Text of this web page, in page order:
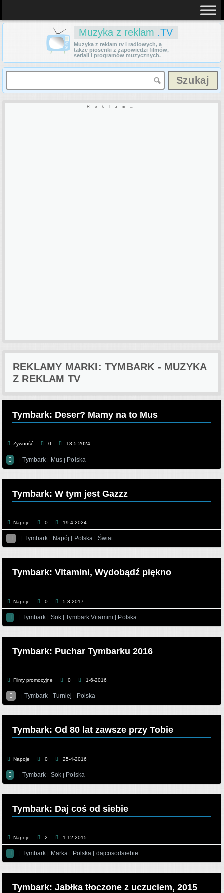
Muzyka z reklam .TV
Muzyka z reklam tv i radiowych, a
także piosenki z zapowiedzi filmów,
seriali i programów muzycznych.
Reklama
REKLAMY MARKI: TYMBARK - MUZYKA
Z REKLAM TV
Tymbark: Deser? Mamy na to Mus
Żywność 0 13-5-2024
 |Tymbark | Mus| Polska
Tymbark: W tym jest Gazzz
Napoje 0 19-4-2024
 |Tymbark | Napój | Polska | Świat
Tymbark: Vitamini, Wydobądź piękno
Napoje 0 5-3-2017
 |Tymbark | Sok|Tymbark Vitamini | Polska
Tymbark: Puchar Tymbarku 2016
Filmy promocyjne 0 1-6-2016
 |Tymbark | Turniej | Polska
Tymbark: Od 80 lat zawsze przy Tobie
Napoje 0 25-4-2016
 |Tymbark | Sok| Polska
Tymbark: Daj coś od siebie
Napoje 2 1-12-2015
 |Tymbark | Marka | Polska | dajcosodsiebie
Tymbark: Jabłka tłoczone z uczuciem, 2015